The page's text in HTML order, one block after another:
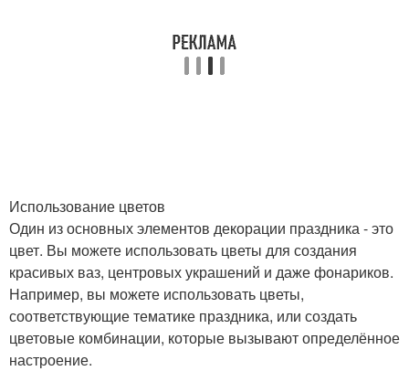
Использование цветов
Один из основных элементов декорации праздника - это
цвет. Вы можете использовать цветы для создания
красивых ваз, центровых украшений и даже фонариков.
Например, вы можете использовать цветы,
соответствующие тематике праздника, или создать
цветовые комбинации, которые вызывают определённое
настроение.